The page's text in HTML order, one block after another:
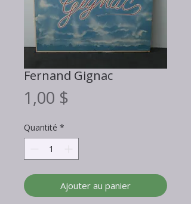
Fernand Gignac
1,00 $
Quantité *
Ajouter au panier